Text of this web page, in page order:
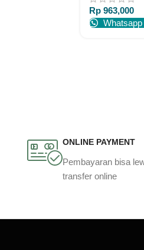
Rp963,000
ONLINE PAYMENT
Pembayaran bisa
transfer online